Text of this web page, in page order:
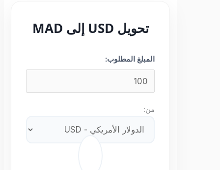
تحويل USD إلى MAD
المبلغ المطلوب: